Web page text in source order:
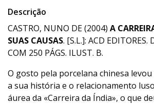
Descrição
CASTRO, NUNO DE (2004) A
SUAS CAUSAS. [S.L.]: ACD EDITORES.
COM 250 PÁGS. ILUST. B.
O gosto pela porcelana chinesa
a sua história e o relacionamento
áurea da «Carreira da Índia», o que